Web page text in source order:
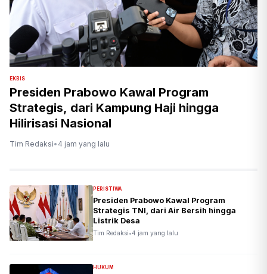
EKBIS
Presiden Prabowo Kawal Program
Strategis, dari Kampung Haji hingga
Hilirisasi Nasional
Tim Redaksi• 4 jam yang lalu
PERISTIWA
Presiden Prabowo Kawal Program
Strategis TNI, dari Air Bersih hingga
Listrik Desa
Tim Redaksi•4 jam yang lalu
HUKUM